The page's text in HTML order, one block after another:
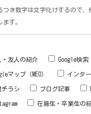
き数字は文字化けするので、
ます。
・友人の紹介 Google検索
マップ（MEO） インタ
チラシ ブログ記事
在籍生・卒業生の